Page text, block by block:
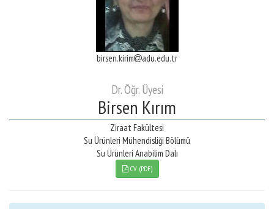
birsen.kirim adu.edu.tr
Dr. Öğr. Üyesi
Birsen Kırım
Ziraat Fakültesi
Su Ürünleri Mühendisliği Bölümü
Su Ürünleri Anabilim Dalı
CV (PDF)